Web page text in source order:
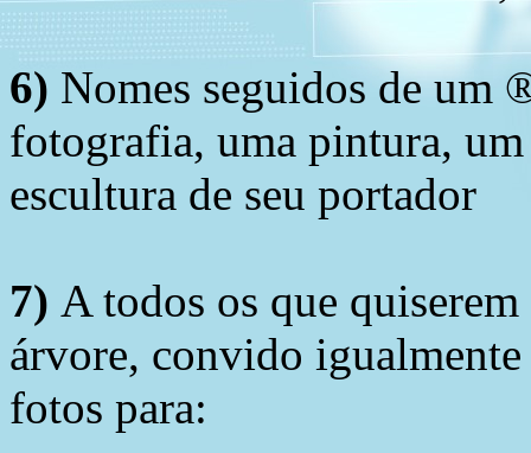
6) Nomes seguidos de um
fotografia, uma pintura,
escultura de seu portador
7) A todos os que
árvore, convido
fotos para: